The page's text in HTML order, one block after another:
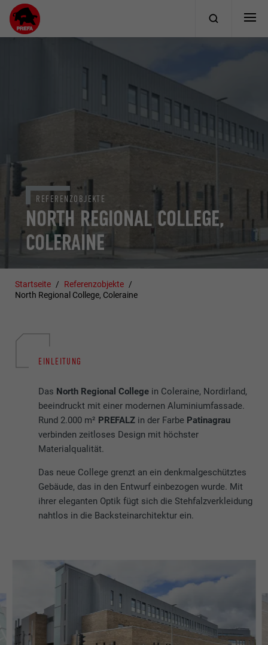
NORTH REGIONAL COLLEGE,
COLERAINE
REFERENZOBJEKTE
Startseite
Referenzobjekte
North Regional College, Coleraine
EINLEITUNG
Das North Regional College in Coleraine, Nordirland,
beeindruckt mit einer modernen Aluminiumfassade.
Rund 2.000 m² PREFALZ in der Farbe Patinagrau
verbinden zeitloses Design mit höchster
Materialqualität.
Das neue College grenzt an ein denkmalgeschütztes
Gebäude, das in den Entwurf einbezogen wurde. Mit
ihrer eleganten Optik fügt sich die Stehfalzverkleidung
nahtlos in die Backsteinarchitektur ein.